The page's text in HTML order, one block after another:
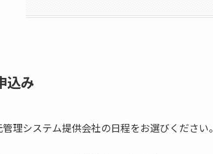
込み
理システム提供会社の日程をお選びください。